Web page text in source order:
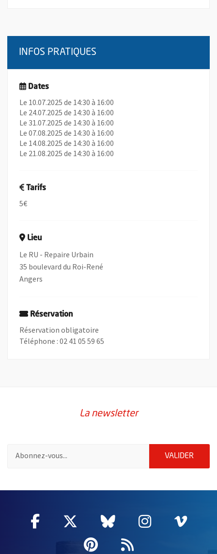
INFOS PRATIQUES
Dates
Le 10.07.2025 de 14:30 à 16:00
Le 24.07.2025 de 14:30 à 16:00
Le 31.07.2025 de 14:30 à 16:00
Le 07.08.2025 de 14:30 à 16:00
Le 14.08.2025 de 14:30 à 16:00
Le 21.08.2025 de 14:30 à 16:00
Tarifs
5€
Lieu
Le RU - Repaire Urbain
35 boulevard du Roi-René
Angers
Réservation
Réservation obligatoire
Téléphone : 02 41 05 59 65
La newsletter
VALIDER
Facebook
, Ouvre une nouvelle fenêtre
Twitter
, Ouvre une nouvelle
Bluesky
, Ouvre une
Instagram
, Ouvre
,
Pinterest
, Ouvre une
Flux RSS